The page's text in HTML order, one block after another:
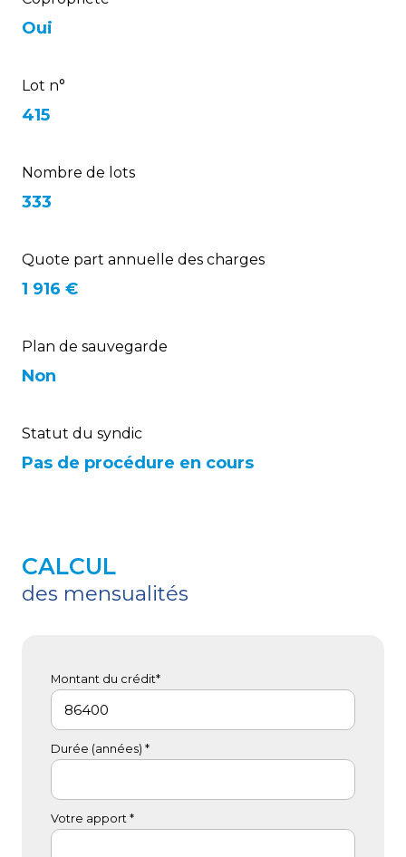
Oui
Lot n°
415
Nombre de lots
333
Quote part annuelle des charges
1 916 €
Plan de sauvegarde
Non
Statut du syndic
Pas de procédure en cours
CALCUL
des mensualités
Montant du crédit*
Durée (années) *
Votre apport *